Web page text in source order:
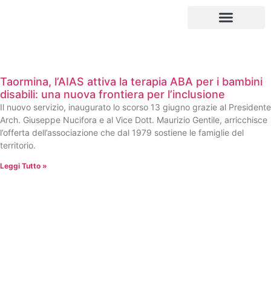
Taormina, l’AIAS attiva la terapia ABA per i bambini
disabili: una nuova frontiera per l’inclusione
Il nuovo servizio, inaugurato lo scorso 13 giugno grazie al Presidente
Arch. Giuseppe Nucifora e al Vice Dott. Maurizio Gentile, arricchisce
l’offerta dell’associazione che dal 1979 sostiene le famiglie del
territorio.
Leggi Tutto »